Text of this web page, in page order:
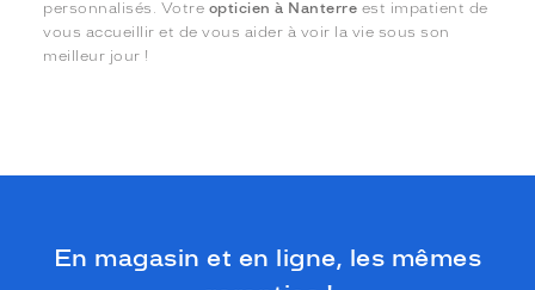
personnalisés. Votre opticien à Nanterre est impatient de
vous accueillir et de vous aider à voir la vie sous son
meilleur jour !
En magasin et en ligne, les mêmes